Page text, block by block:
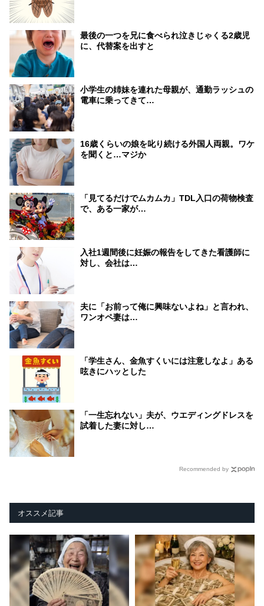
最後の一つを兄に食べられ泣きじゃくる2歳児
に、代替案を出すと
小学生の姉妹を連れた母親が、通勤ラッシュの
電車に乗ってきて…
16歳くらいの娘を叱り続ける外国人両親。ワケ
を聞くと…マジか
「見てるだけでムカムカ」TDL入口の荷物検査
で、ある一家が…
入社1週間後に妊娠の報告をしてきた看護師に
対し、会社は…
夫に「お前って俺に興味ないよね」と言われ、
ワンオペ妻は…
「学生さん、金魚すくいには注意しなよ」ある
呟きにハッとした
「一生忘れない」夫が、ウエディングドレスを
試着した妻に対し…
Recommended by
オススメ記事